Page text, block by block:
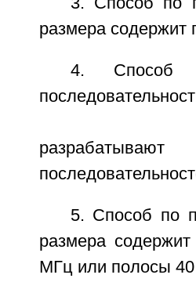
размера содержит
4. Способ
5. Способ по
размера
МГц или полосы